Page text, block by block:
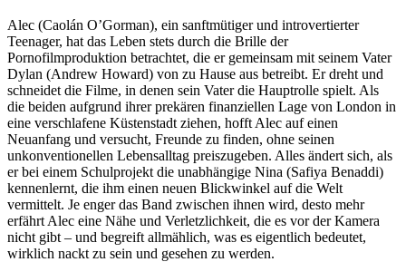
Alec (Caolán O’Gorman), ein sanftmütiger und introvertierter
Teenager, hat das Leben stets durch die Brille der
Pornofilmproduktion betrachtet, die er gemeinsam mit seinem Vater
Dylan (Andrew Howard) von zu Hause aus betreibt. Er dreht und
schneidet die Filme, in denen sein Vater die Hauptrolle spielt. Als
die beiden aufgrund ihrer prekären finanziellen Lage von London in
eine verschlafene Küstenstadt ziehen, hofft Alec auf einen
Neuanfang und versucht, Freunde zu finden, ohne seinen
unkonventionellen Lebensalltag preiszugeben. Alles ändert sich, als
er bei einem Schulprojekt die unabhängige Nina (Safiya Benaddi)
kennenlernt, die ihm einen neuen Blickwinkel auf die Welt
vermittelt. Je enger das Band zwischen ihnen wird, desto mehr
erfährt Alec eine Nähe und Verletzlichkeit, die es vor der Kamera
nicht gibt – und begreift allmählich, was es eigentlich bedeutet,
wirklich nackt zu sein und gesehen zu werden.